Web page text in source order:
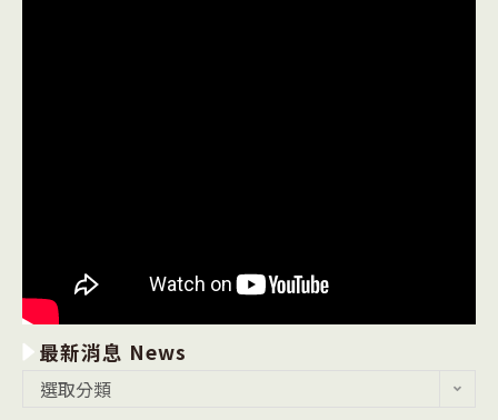
最新消息 News
選取分類